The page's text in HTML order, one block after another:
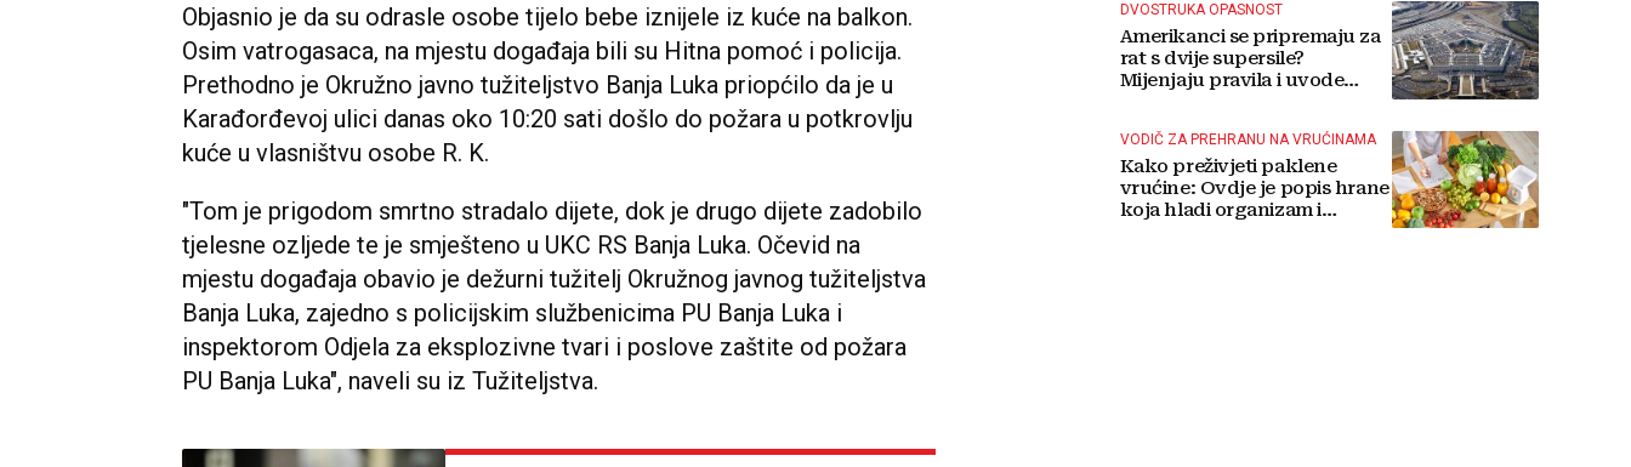
Objasnio je da su odrasle osobe tijelo bebe iznijele iz kuće na balkon.
Osim vatrogasaca, na mjestu događaja bili su Hitna pomoć i policija.
Prethodno je Okružno javno tužiteljstvo Banja Luka priopćilo da je u
Karađorđevoj ulici danas oko 10:20 sati došlo do požara u potkrovlju
kuće u vlasništvu osobe R. K.
"Tom je prigodom smrtno stradalo dijete, dok je drugo dijete zadobilo
tjelesne ozljede te je smješteno u UKC RS Banja Luka. Očevid na
mjestu događaja obavio je dežurni tužitelj Okružnog javnog tužiteljstva
Banja Luka, zajedno s policijskim službenicima PU Banja Luka i
inspektorom Odjela za eksplozivne tvari i poslove zaštite od požara
PU Banja Luka", naveli su iz Tužiteljstva.
DVOSTRUKA OPASNOST
Amerikanci se pripremaju za
rat s dvije supersile?
Mijenjaju pravila i uvode
VODIČ ZA PREHRANU NA VRUĆINAMA
Kako preživjeti paklene
vrućine: Ovdje je popis hrane
koja hladi organizam i